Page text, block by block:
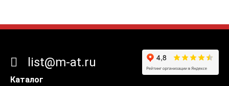
Каталог
list@m-at.ru